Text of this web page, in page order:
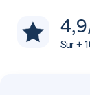
4,9
Sur +